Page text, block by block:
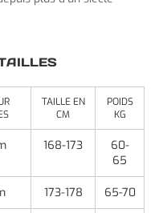
TAILLE EN
CM
POIDS
KG
168-173
60-
65
173-178 65-70